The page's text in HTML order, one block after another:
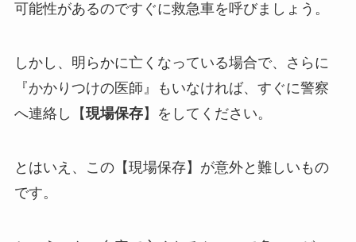
可能性があるのですぐに救急車を呼びましょう。
しかし、明らかに亡くなっている場合で、さらに
『かかりつけの医師』もいなければ、すぐに警察
へ連絡し【現場保存】をしてください。
とはいえ、この【現場保存】が意外と難しいもの
です。